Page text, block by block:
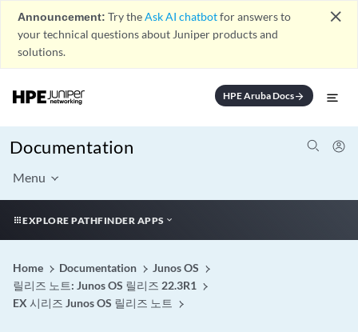
Announcement: Try theAsk AI chatbotfor answers to
your technical questions about Juniper products and
solutions.
close
HPE Aruba Docsarrow_forward
Documentation
Menu
EXPLORE PATHFINDER APPS
Home Documentation
Junos OS
릴리즈 노트: Junos OS 릴리즈 22.3R1
EX 시리즈 Junos OS 릴리즈 노트